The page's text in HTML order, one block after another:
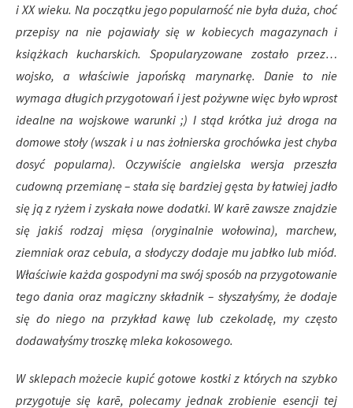
i XX wieku. Na początku jego popularność nie była duża, choć
przepisy na nie pojawiały się w kobiecych magazynach i
książkach kucharskich. Spopularyzowane zostało przez…
wojsko, a właściwie japońską marynarkę. Danie to nie
wymaga długich przygotowań i jest pożywne więc było wprost
idealne na wojskowe warunki ;) I stąd krótka już droga na
domowe stoły (wszak i u nas żołnierska grochówka jest chyba
dosyć popularna). Oczywiście angielska wersja przeszła
cudowną przemianę – stała się bardziej gęsta by łatwiej jadło
się ją z ryżem i zyskała nowe dodatki. Wkarē zawsze znajdzie
się jakiś rodzaj mięsa (oryginalnie wołowina), marchew,
ziemniak oraz cebula, a słodyczy dodaje mu jabłko lub miód.
Właściwie każda gospodyni ma swój sposób na przygotowanie
tego dania oraz magiczny składnik – słyszałyśmy, że dodaje
się do niego na przykład kawę lub czekoladę, my często
dodawałyśmy troszkę mleka kokosowego.
W sklepach możecie kupić gotowe kostki z których na szybko
przygotuje się karē, polecamy jednak zrobienie esencji tej